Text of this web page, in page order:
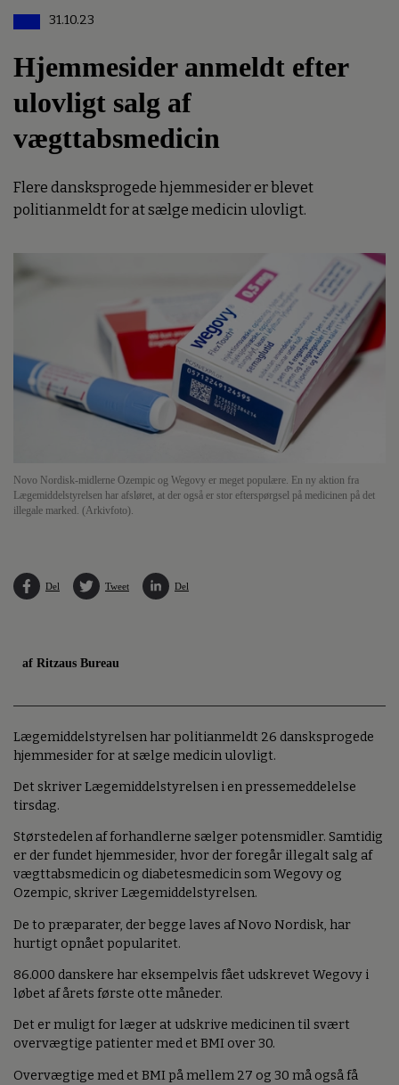
31.10.23
Hjemmesider anmeldt efter
ulovligt salg af
vægttabsmedicin
Flere dansksprogede hjemmesider er blevet
politianmeldt for at sælge medicin ulovligt.
Novo Nordisk-midlerne Ozempic og Wegovy er meget populære. En ny aktion fra
Lægemiddelstyrelsen har afsløret, at der også er stor efterspørgsel på medicinen på det
illegale marked. (Arkivfoto).
Del Tweet Del
af Ritzaus Bureau
Lægemiddelstyrelsen har politianmeldt 26 dansksprogede
hjemmesider for at sælge medicin ulovligt.
Det skriver Lægemiddelstyrelsen i en pressemeddelelse
tirsdag.
Størstedelen af forhandlerne sælger potensmidler. Samtidig
er der fundet hjemmesider, hvor der foregår illegalt salg af
vægttabsmedicin og diabetesmedicin som Wegovy og
Ozempic, skriver Lægemiddelstyrelsen.
De to præparater, der begge laves af Novo Nordisk, har
hurtigt opnået popularitet.
86.000 danskere har eksempelvis fået udskrevet Wegovy i
løbet af årets første otte måneder.
Det er muligt for læger at udskrive medicinen til svært
overvægtige patienter med et BMI over 30.
Overvægtige med et BMI på mellem 27 og 30 må også få